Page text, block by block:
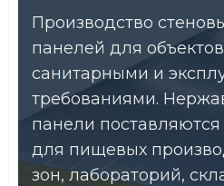
Производство
панелей для
санитарными и
требованиями.
панели
для пищевых
зон, лабораторий,